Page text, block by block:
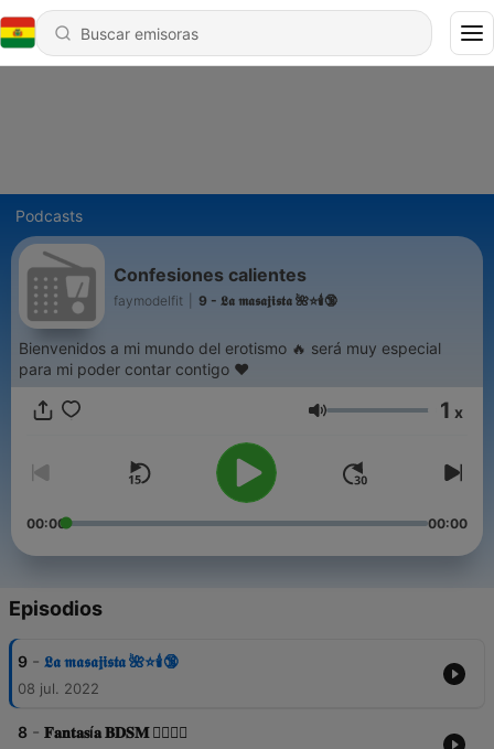
Podcasts
Confesiones calientes
faymodelfit 9 - 𝕷𝖆 𝖒𝖆𝖘𝖆𝖏𝖎𝖘𝖙𝖆 🌺⭐️🕯🔞
Bienvenidos a mi mundo del erotismo 🔥 será muy especial
para mi poder contar contigo ❤️
Volumen 1 x
00:00 00:00
Episodios
9 - 𝕷𝖆 𝖒𝖆𝖘𝖆𝖏𝖎𝖘𝖙𝖆 🌺⭐️🕯🔞
08 jul. 2022
8 - 𝐅𝐚𝐧𝐭𝐚𝐬í𝐚 𝐁𝐃𝐒𝐌 ❤️‍🔥😈🔞